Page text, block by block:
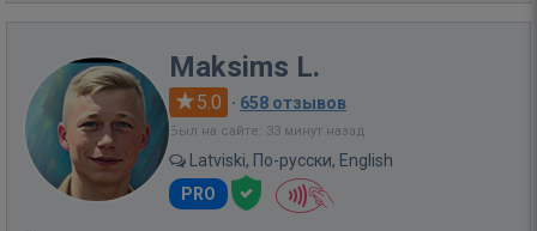
Maksims L.
5.0 · 658 отзывов
Был на сайте: 33 минут назад
Latviski, По-русски, English
PRO